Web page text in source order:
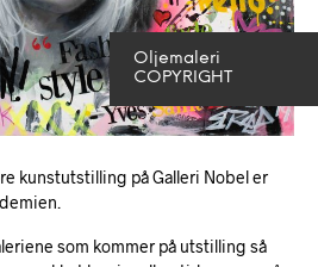
Oljemaleri
COPYRIGHT
kunstutstilling på Galleri Nobel er
som kommer på utstilling så